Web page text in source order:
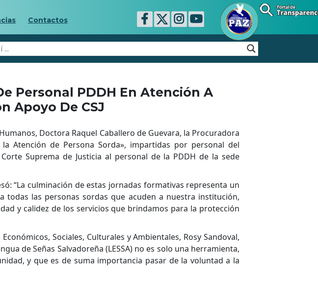
Contactos
Personal PDDH En Atención A
Apoyo De CSJ
Doctora Raquel Caballero de Guevara, la Procuradora
Atención de Persona Sorda», impartidas por personal del
Suprema de Justicia al personal de la PDDH de la sede
“La culminación de estas jornadas formativas representa un
las personas sordas que acuden a nuestra institución,
y calidez de los servicios que brindamos para la protección
Sociales, Culturales y Ambientales, Rosy Sandoval,
de Señas Salvadoreña (LESSA) no es solo una herramienta,
y que es de suma importancia pasar de la voluntad a la